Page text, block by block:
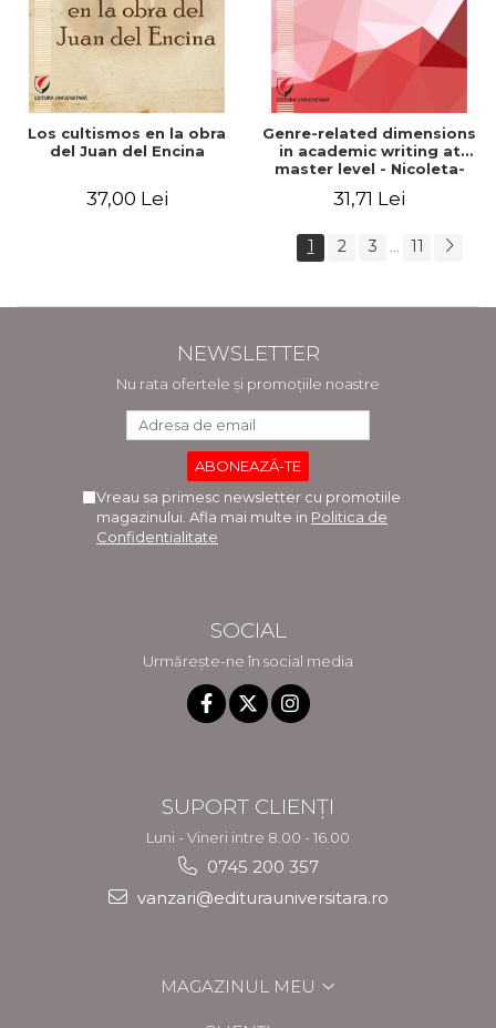
Los cultismos en la obra
del Juan del Encina
37,00 Lei
Genre-related dimensions
in academic writing at
master level - Nicoleta-
31,71 Lei
1 2 3 ... 11
NEWSLETTER
Nu rata ofertele și promoțiile noastre
Vreau sa primesc newsletter cu promotiile
magazinului. Afla mai multe in Politica de
Confidentialitate
SOCIAL
Urmărește-ne în social media
SUPORT CLIENȚI
Luni - Vineri intre 8.00 - 16.00
0745 200 357
vanzari@editurauniversitara.ro
MAGAZINUL MEU